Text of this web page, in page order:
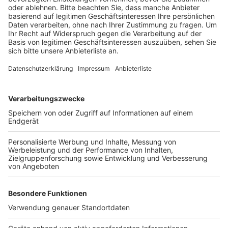
Kreis
Veröffentlicht:Donnerstag, 13.01.2022 17:46
Anzeige
Woche mehr als verdoppelt. Schon in den kommenden
Tagen werde sie die dominierende Virus-Variante
werden – und damit Delta ablösen.
Anzeige